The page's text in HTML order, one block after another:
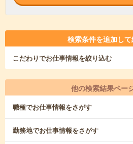
検索条件を追加し
こだわりでお仕事情報を絞り込む
他の検索結果ペー
職種でお仕事情報をさがす
勤務地でお仕事情報をさがす